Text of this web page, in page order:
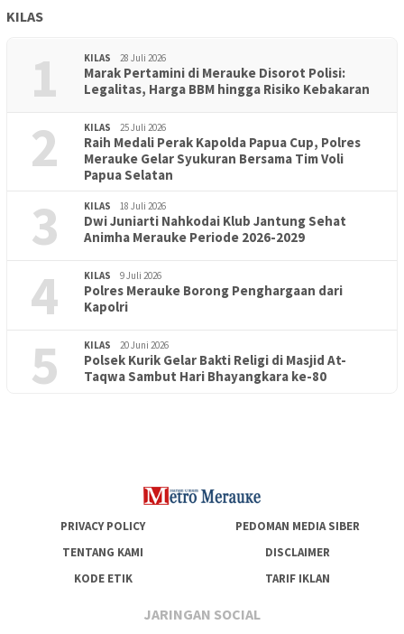
KILAS
1 KILAS 28 Juli 2026
Marak Pertamini di Merauke Disorot Polisi:
Legalitas, Harga BBM hingga Risiko Kebakaran
2 KILAS 25 Juli 2026
Raih Medali Perak Kapolda Papua Cup, Polres
Merauke Gelar Syukuran Bersama Tim Voli
Papua Selatan
3 KILAS 18 Juli 2026
Dwi Juniarti Nahkodai Klub Jantung Sehat
Animha Merauke Periode 2026-2029
4 KILAS 9 Juli 2026
Polres Merauke Borong Penghargaan dari
Kapolri
5 KILAS 20 Juni 2026
Polsek Kurik Gelar Bakti Religi di Masjid At-
Taqwa Sambut Hari Bhayangkara ke-80
PENDIDIKAN 18 Juni 2026
Lepas Puluhan Peserta Didik, TK Yapis 2 Merauke Siapkan
PRIVACY POLICY
PEDOMAN MEDIA SIBER
TENTANG KAMI
DISCLAIMER
KODE ETIK
TARIF IKLAN
JARINGAN SOCIAL